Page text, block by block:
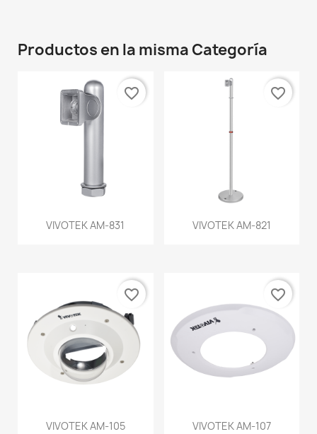
Productos en la misma Categoría
VIVOTEK AM-831
favorite_border
VIVOTEK AM-821
favorite_border
VIVOTEK AM-105
favorite_border
VIVOTEK AM-107
favorite_border